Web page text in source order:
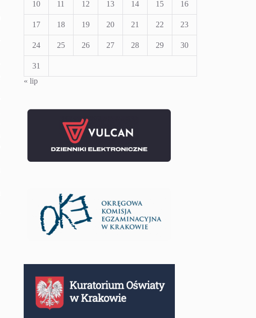
10 11 12 13 14 15 16
17 18 19 20 21 22 23
24 25 26 27 28 29 30
31
« lip